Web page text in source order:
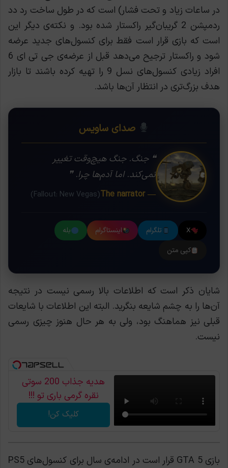
در ساعات زیاد و تحت فشار) است که در طول ساخت رد دد
ردمپشن 2 گریبان‌گیر راکستار شده بود. و نکته‌ی دیگر این
است که بازی قرار است فقط برای کنسول‌های جدید عرضه
شود و راکستار ترجیح می‌دهد قبل از عرضه‌ی جی تی ای 6
افراد زیادی کنسول‌های نسل 9 را تهیه کرده باشند تا بازار
هدف بزرگ‌تری در انتظار آن‌ها باشد.
صدای ساویس
❝ جنگ. جنگ هیچ‌وقت تغییر
نمی‌کند. اما آدم‌ها چرا. ❞
— The narrator
(Fallout: New Vegas)
X تلگرام اینستاگرام
بله
کپی متن
شایان ذکر است که اطلاعات بالا رسمی نیست در نتیجه
آن‌ها را به چشم شایعه بنگرید. البته این اطلاعات با شایعات
قبلی نیز هماهنگ بود، ولی به هر حال هنوز چیزی رسمی
نیست.
هدیه جذاب 200 سوتی
نقره گرمی باری تو !!!
کلیک کن!
بازی GTA 5 قرار است در ادامه‌ی سال برای کنسول‌های PS5